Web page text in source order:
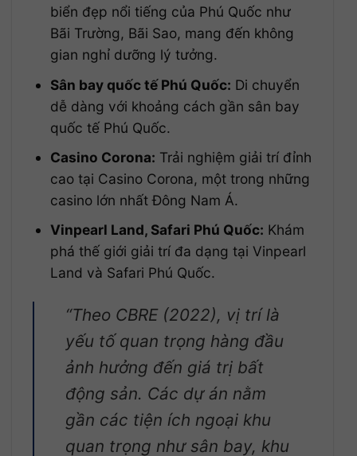
biển đẹp nổi tiếng của Phú Quốc như
Bãi Trường, Bãi Sao, mang đến không
gian nghỉ dưỡng lý tưởng.
Sân bay quốc tế Phú Quốc: Di chuyển
dễ dàng với khoảng cách gần sân bay
quốc tế Phú Quốc.
Casino Corona: Trải nghiệm giải trí đỉnh
cao tại Casino Corona, một trong những
casino lớn nhất Đông Nam Á.
Vinpearl Land, Safari Phú Quốc: Khám
phá thế giới giải trí đa dạng tại Vinpearl
Land và Safari Phú Quốc.
“Theo CBRE (2022), vị trí là
yếu tố quan trọng hàng đầu
ảnh hưởng đến giá trị bất
động sản. Các dự án nằm
gần các tiện ích ngoại khu
quan trọng như sân bay, khu